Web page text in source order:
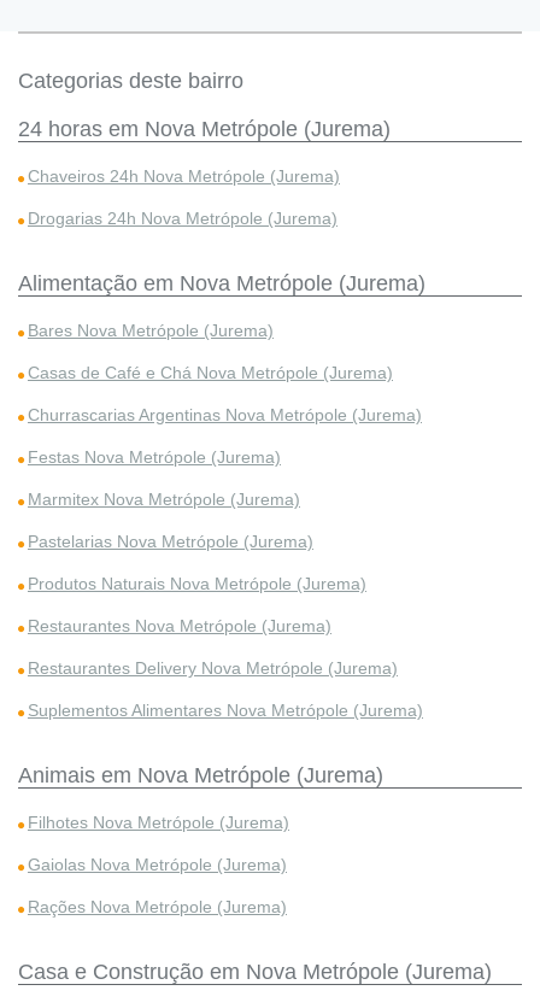
Categorias deste bairro
24 horas em Nova Metrópole (Jurema)
Chaveiros 24h Nova Metrópole (Jurema)
Drogarias 24h Nova Metrópole (Jurema)
Alimentação em Nova Metrópole (Jurema)
Bares Nova Metrópole (Jurema)
Casas de Café e Chá Nova Metrópole (Jurema)
Churrascarias Argentinas Nova Metrópole (Jurema)
Festas Nova Metrópole (Jurema)
Marmitex Nova Metrópole (Jurema)
Pastelarias Nova Metrópole (Jurema)
Produtos Naturais Nova Metrópole (Jurema)
Restaurantes Nova Metrópole (Jurema)
Restaurantes Delivery Nova Metrópole (Jurema)
Suplementos Alimentares Nova Metrópole (Jurema)
Animais em Nova Metrópole (Jurema)
Filhotes Nova Metrópole (Jurema)
Gaiolas Nova Metrópole (Jurema)
Rações Nova Metrópole (Jurema)
Casa e Construção em Nova Metrópole (Jurema)